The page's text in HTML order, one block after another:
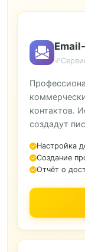
контактов.
создадут
Настройка
Создание
Отчёт о